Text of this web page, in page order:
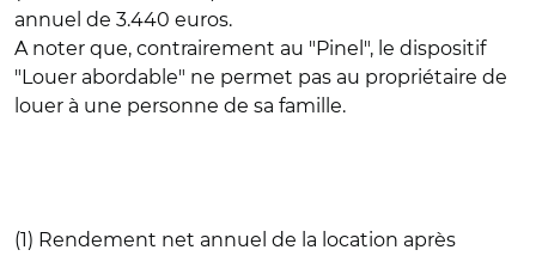
annuel de 3.440 euros.
A noter que, contrairement au "Pinel", le dispositif
"Louer abordable" ne permet pas au propriétaire de
louer à une personne de sa famille.
(1) Rendement net annuel de la location après